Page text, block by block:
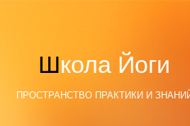
Школа Йоги
ПРОСТРАНСТВО ПРАКТИКИ И